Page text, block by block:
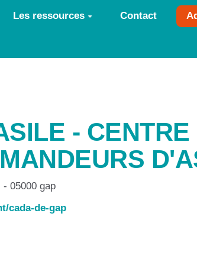
Les ressources Contact
- CENTRE
05000 gap
cada-de-gap